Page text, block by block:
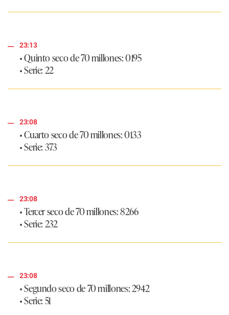
23:13
• Quinto seco de 70 millones: 0195
• Serie: 22
23:08
• Cuarto seco de 70 millones: 0133
• Serie: 373
23:08
• Tercer seco de 70 millones: 8266
• Serie: 232
23:08
• Segundo seco de 70 millones: 2942
• Serie: 51